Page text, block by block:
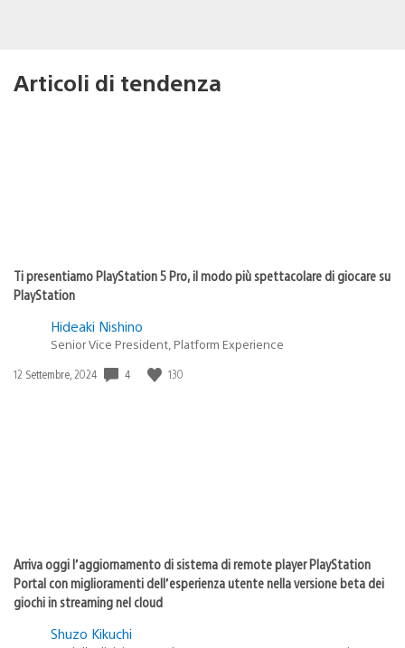
Articoli di tendenza
Ti presentiamo PlayStation 5 Pro, il modo più spettacolare di giocare su
PlayStation
Hideaki Nishino
Senior Vice President, Platform Experience
Data
12 Settembre, 2024 4 130
Arriva oggi l’aggiornamento di sistema di remote player PlayStation
Portal con miglioramenti dell’esperienza utente nella versione beta dei
giochi in streaming nel cloud
Shuzo Kikuchi